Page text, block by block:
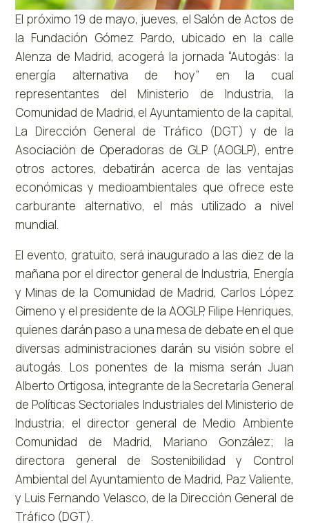
El próximo 19 de mayo, jueves, el Salón de Actos de
la Fundación Gómez Pardo, ubicado en la calle
Alenza de Madrid, acogerá la jornada “Autogás: la
energía alternativa de hoy” en la cual
representantes del Ministerio de Industria, la
Comunidad de Madrid, el Ayuntamiento de la capital,
La Dirección General de Tráfico (DGT) y de la
Asociación de Operadoras de GLP (AOGLP), entre
otros actores, debatirán acerca de las ventajas
económicas y medioambientales que ofrece este
carburante alternativo, el más utilizado a nivel
mundial.
El evento, gratuito, será inaugurado a las diez de la
mañana por el director general de Industria, Energía
y Minas de la Comunidad de Madrid, Carlos López
Gimeno y el presidente de la AOGLP, Filipe Henriques,
quienes darán paso a una mesa de debate en el que
diversas administraciones darán su visión sobre el
autogás. Los ponentes de la misma serán Juan
Alberto Ortigosa, integrante de la Secretaría General
de Políticas Sectoriales Industriales del Ministerio de
Industria; el director general de Medio Ambiente
Comunidad de Madrid, Mariano González; la
directora general de Sostenibilidad y Control
Ambiental del Ayuntamiento de Madrid, Paz Valiente,
y Luis Fernando Velasco, de la Dirección General de
Tráfico (DGT).